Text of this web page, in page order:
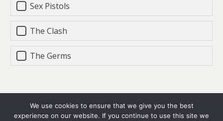
Sex Pistols
The Clash
The Germs
Política de Cookies|Política de Privacidad|Aviso Legal| RSS
We use cookies to ensure that we give you the best
experience on our website. If you continue to use this site we